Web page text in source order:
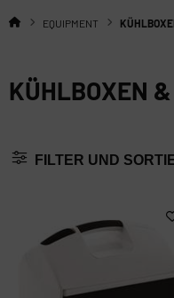
EQUIPMENT
KÜHLBOXEN
FILTER UND